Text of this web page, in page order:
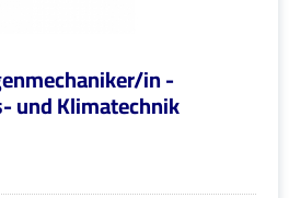
in -
und Klimatechnik